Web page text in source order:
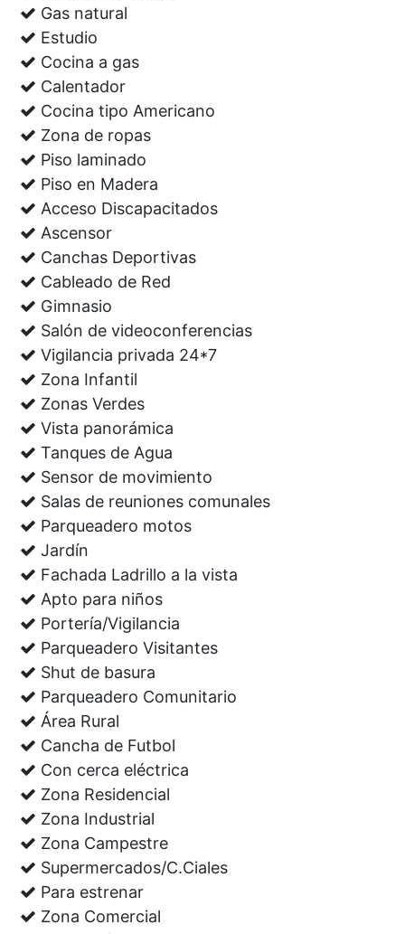
Gas natural
Estudio
Cocina a gas
Calentador
Cocina tipo Americano
Zona de ropas
Piso laminado
Piso en Madera
Acceso Discapacitados
Ascensor
Canchas Deportivas
Cableado de Red
Gimnasio
Salón de videoconferencias
Vigilancia privada 24*7
Zona Infantil
Zonas Verdes
Vista panorámica
Tanques de Agua
Sensor de movimiento
Salas de reuniones comunales
Parqueadero motos
Jardín
Fachada Ladrillo a la vista
Apto para niños
Portería/Vigilancia
Parqueadero Visitantes
Shut de basura
Parqueadero Comunitario
Área Rural
Cancha de Futbol
Con cerca eléctrica
Zona Residencial
Zona Industrial
Zona Campestre
Supermercados/C.Ciales
Para estrenar
Zona Comercial